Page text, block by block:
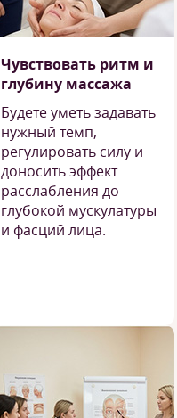
Чувствовать ритм и
глубину массажа
Будете уметь задавать
нужный темп,
регулировать силу и
доносить эффект
расслабления до
глубокой мускулатуры
и фасций лица.